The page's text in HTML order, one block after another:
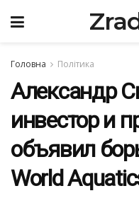
Головна Політика
Александр
инвестор и
объявил
World